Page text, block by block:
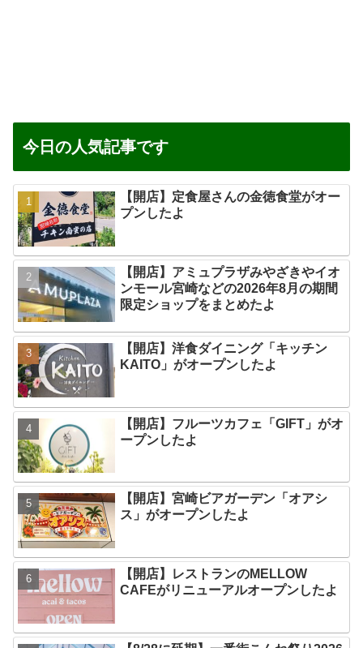
今日の人気記事です
【開店】定食屋さんの金徳食堂がオー
プンしたよ
【開店】アミュプラザみやざきやイオ
ンモール宮崎などの2026年8月の期間
限定ショップをまとめたよ
【開店】洋食ダイニング「キッチン
KAITO」がオープンしたよ
【開店】フルーツカフェ「GIFT」がオ
ープンしたよ
【開店】宮崎ビアガーデン「オアシ
ス」がオープンしたよ
【開店】レストランのMELLOW
CAFEがリニューアルオープンしたよ